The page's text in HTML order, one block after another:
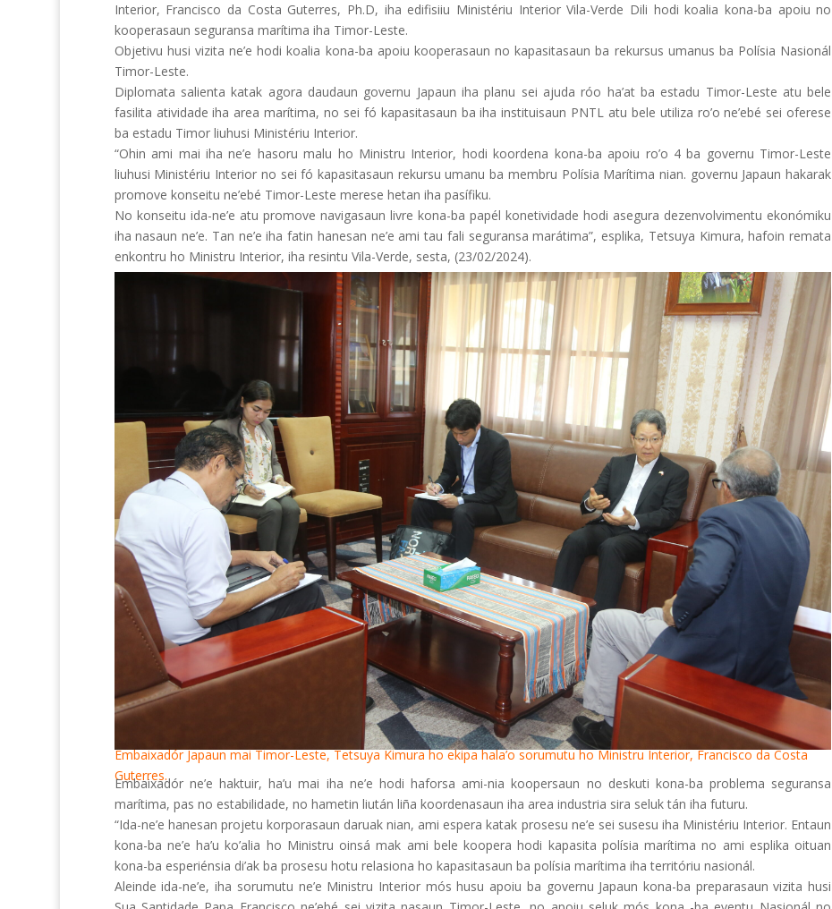
Interior, Francisco da Costa Guterres, Ph.D, iha edifisiiu Ministériu Interior Vila-Verde Dili hodi koalia kona-ba apoiu no
kooperasaun seguransa marítima iha Timor-Leste.
Objetivu husi vizita ne’e hodi koalia kona-ba apoiu kooperasaun no kapasitasaun ba rekursus umanus ba Polísia Nasionál
Timor-Leste.
Diplomata salienta katak agora daudaun governu Japaun iha planu sei ajuda róo ha’at ba estadu Timor-Leste atu bele
fasilita atividade iha area marítima, no sei fó kapasitasaun ba iha instituisaun PNTL atu bele utiliza ro’o ne’ebé sei oferese
ba estadu Timor liuhusi Ministériu Interior.
“Ohin ami mai iha ne’e hasoru malu ho Ministru Interior, hodi koordena kona-ba apoiu ro’o 4 ba governu Timor-Leste
liuhusi Ministériu Interior no sei fó kapasitasaun rekursu umanu ba membru Polísia Marítima nian. governu Japaun hakarak
promove konseitu ne’ebé Timor-Leste merese hetan iha pasífiku.
No konseitu ida-ne’e atu promove navigasaun livre kona-ba papél konetividade hodi asegura dezenvolvimentu ekonómiku
iha nasaun ne’e. Tan ne’e iha fatin hanesan ne’e ami tau fali seguransa marátima”, esplika, Tetsuya Kimura, hafoin remata
enkontru ho Ministru Interior, iha resintu Vila-Verde, sesta, (23/02/2024).
Embaixadór Japaun mai Timor-Leste, Tetsuya Kimura ho ekipa hala’o sorumutu ho Ministru Interior, Francisco da Costa
Guterres.
Embaixadór ne’e haktuir, ha’u mai iha ne’e hodi haforsa ami-nia koopersaun no deskuti kona-ba problema seguransa
marítima, pas no estabilidade, no hametin liután liña koordenasaun iha area industria sira seluk tán iha futuru.
“Ida-ne’e hanesan projetu korporasaun daruak nian, ami espera katak prosesu ne’e sei susesu iha Ministériu Interior. Entaun
kona-ba ne’e ha’u ko’alia ho Ministru oinsá mak ami bele koopera hodi kapasita polísia marítima no ami esplika oituan
kona-ba esperiénsia di’ak ba prosesu hotu relasiona ho kapasitasaun ba polísia marítima iha territóriu nasionál.
Aleinde ida-ne’e, iha sorumutu ne’e Ministru Interior mós husu apoiu ba governu Japaun kona-ba preparasaun vizita husi